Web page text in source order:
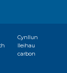
Cynllun
lleihau
carbon